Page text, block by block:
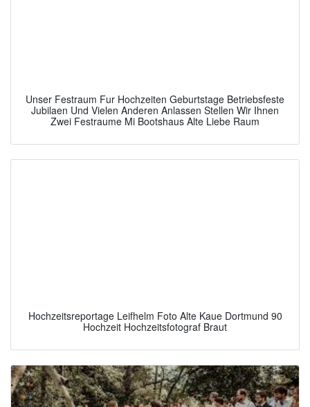
Unser Festraum Fur Hochzeiten Geburtstage Betriebsfeste
Jubilaen Und Vielen Anderen Anlassen Stellen Wir Ihnen
Zwei Festraume Mi Bootshaus Alte Liebe Raum
Hochzeitsreportage Leifhelm Foto Alte Kaue Dortmund 90
Hochzeit Hochzeitsfotograf Braut